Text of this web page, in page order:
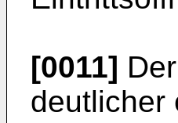
[0011]
deutlicher